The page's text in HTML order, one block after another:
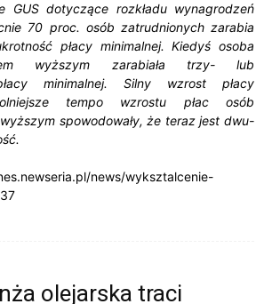
GUS dotyczące rozkładu wynagrodzeń
70 proc. osób zatrudnionych zarabia
płacy minimalnej. Kiedyś osoba
wyższym zarabiała trzy- lub
minimalnej. Silny wzrost płacy
tempo wzrostu płac osób
spowodowały, że teraz jest dwu-
news/wyksztalcenie-
olejarska traci